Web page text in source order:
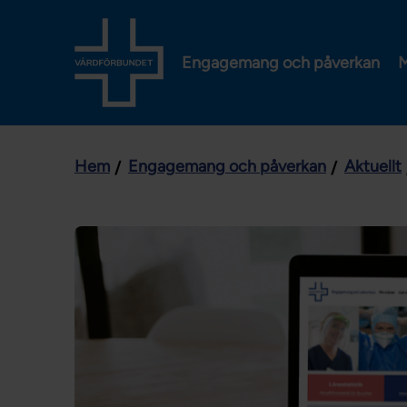
Engagemang och påverkan
Hem Engagemang och påverkan Aktuellt